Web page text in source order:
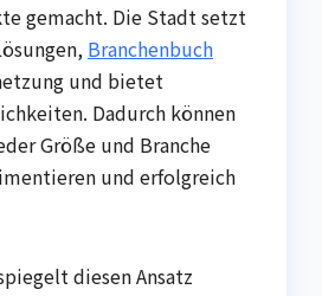
gemacht. Die Stadt setzt
Branchenbuch
und bietet
Dadurch können
Größe und Branche
und erfolgreich
diesen Ansatz